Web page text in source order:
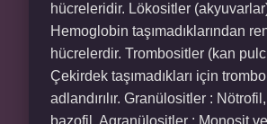
hücreleridir. Lökositler
Hemoglobin taşımadıklarından
hücrelerdir. Trombositler (kan
Çekirdek taşımadıkları için
adlandırılır. Granülositler :
bazofil. Agranülositler : Monosit